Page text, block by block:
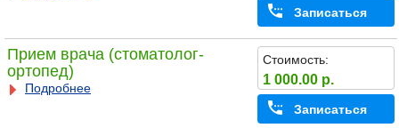
Записаться
Прием врача (стоматолог-
ортопед)
Подробнее
Стоимость:
1 000.00 р.
Записаться